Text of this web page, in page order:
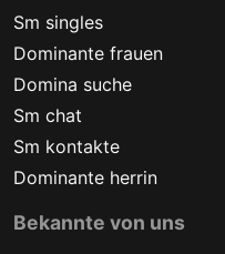
Sm singles
Dominante frauen
Domina suche
Sm chat
Sm kontakte
Dominante herrin
Bekannte von uns